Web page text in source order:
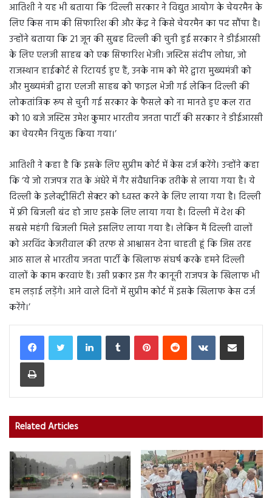
आतिशी ने यह भी बताया कि ‘दिल्ली सरकार ने विद्युत आयोग के चेयरमैन के
लिए किस नाम की सिफारिश की और केंद्र ने किसे चेयरमैन का पद सौंपा है।
उन्होंने बताया कि 21 जून की सुबह दिल्ली की चुनी हुई सरकार ने डीईआरसी
के लिए एलजी साहब को एक सिफारिश भेजी। जस्टिस संदीप लोधा, जो
राजस्थान हाईकोर्ट से रिटायर्ड हुए हैं, उनके नाम को मेरे द्वारा मुख्यमंत्री को
और मुख्यमंत्री द्वारा एलजी साहब को फाइल भेजी गई लेकिन दिल्ली की
लोकतांत्रिक रूप से चुनी गई सरकार के फैसले को ना मानते हुए कल रात
को 10 बजे जस्टिस उमेश कुमार भारतीय जनता पार्टी की सरकार ने डीईआरसी
का चेयरमैन नियुक्त किया गया।’
आतिशी ने कहा है कि इसके लिए सुप्रीम कोर्ट में केस दर्ज करेंगे। उन्होंने कहा
कि ‘ये जो राजपत्र रात के अंधेरे में गैर संवैधानिक तरीके से लाया गया है। ये
दिल्ली के इलेक्ट्रीसिटी सेक्टर को ध्वस्त करने के लिए लाया गया है। दिल्ली
में फ्री बिजली बंद हो जाए इसके लिए लाया गया है। दिल्ली में देश की
सबसे महंगी बिजली मिले इसलिए लाया गया है। लेकिन मैं दिल्ली वालों
को अरविंद केजरीवाल की तरफ से आश्वासन देना चाहती हूं कि जिस तरह
आठ साल से भारतीय जनता पार्टी के खिलाफ संघर्ष करके हमने दिल्ली
वालों के काम करवाएं हैं। उसी प्रकार इस गैर कानूनी राजपत्र के खिलाफ भी
हम लड़ाई लड़ेंगे। आने वाले दिनों में सुप्रीम कोर्ट में इसके खिलाफ केस दर्ज
करेंगे।’
LinkedInTumblr PinterestReddit VKontakteShare via Email
Print
Related Articles